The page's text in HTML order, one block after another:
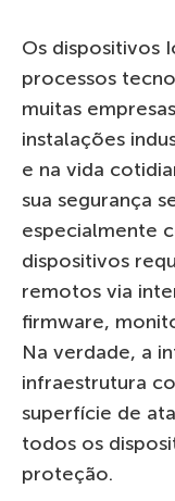
Os dispositivos
processos
muitas
instalações
e na vida
sua segurança
especialmente
dispositivos
remotos via
firmware,
Na verdade, a
infraestrutura
superfície de
todos os
proteção.